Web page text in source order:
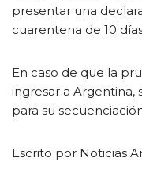
presentar una
cuarentena de 10
En caso de que la
ingresar a Argentina,
para su
Escrito por Noticias